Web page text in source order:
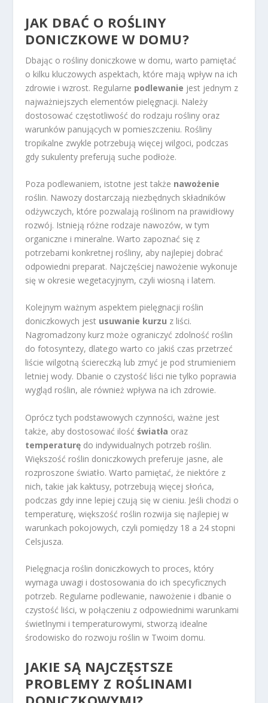
JAK DBAĆ O ROŚLINY
DONICZKOWE W DOMU?
Dbając o rośliny doniczkowe w domu, warto pamiętać
o kilku kluczowych aspektach, które mają wpływ na ich
zdrowie i wzrost. Regularne podlewanie jest jednym z
najważniejszych elementów pielęgnacji. Należy
dostosować częstotliwość do rodzaju rośliny oraz
warunków panujących w pomieszczeniu. Rośliny
tropikalne zwykle potrzebują więcej wilgoci, podczas
gdy sukulenty preferują suche podłoże.
Poza podlewaniem, istotne jest także nawożenie
roślin. Nawozy dostarczają niezbędnych składników
odżywczych, które pozwalają roślinom na prawidłowy
rozwój. Istnieją różne rodzaje nawozów, w tym
organiczne i mineralne. Warto zapoznać się z
potrzebami konkretnej rośliny, aby najlepiej dobrać
odpowiedni preparat. Najczęściej nawożenie wykonuje
się w okresie wegetacyjnym, czyli wiosną i latem.
Kolejnym ważnym aspektem pielęgnacji roślin
doniczkowych jest usuwanie kurzu z liści.
Nagromadzony kurz może ograniczyć zdolność roślin
do fotosyntezy, dlatego warto co jakiś czas przetrzeć
liście wilgotną ściereczką lub zmyć je pod strumieniem
letniej wody. Dbanie o czystość liści nie tylko poprawia
wygląd roślin, ale również wpływa na ich zdrowie.
Oprócz tych podstawowych czynności, ważne jest
także, aby dostosować ilośćświatła oraz
temperaturę do indywidualnych potrzeb roślin.
Większość roślin doniczkowych preferuje jasne, ale
rozproszone światło. Warto pamiętać, że niektóre z
nich, takie jak kaktusy, potrzebują więcej słońca,
podczas gdy inne lepiej czują się w cieniu. Jeśli chodzi o
temperaturę, większość roślin rozwija się najlepiej w
warunkach pokojowych, czyli pomiędzy 18 a 24 stopni
Celsjusza.
Pielęgnacja roślin doniczkowych to proces, który
wymaga uwagi i dostosowania do ich specyficznych
potrzeb. Regularne podlewanie, nawożenie i dbanie o
czystość liści, w połączeniu z odpowiednimi warunkami
świetlnymi i temperaturowymi, stworzą idealne
środowisko do rozwoju roślin w Twoim domu.
JAKIE SĄ NAJCZĘSTSZE
PROBLEMY Z ROŚLINAMI